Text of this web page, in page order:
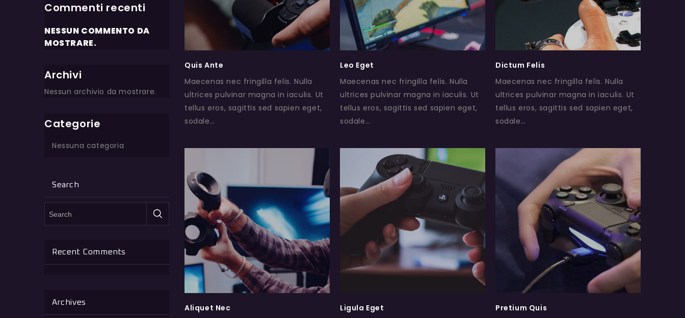
Quis Ante
Maecenas nec fringilla felis. Nulla
ultrices pulvinar magna in iaculis. Ut
tellus eros, sagittis sed sapien eget,
sodale…
Leo Eget
Maecenas nec fringilla felis. Nulla
ultrices pulvinar magna in iaculis. Ut
tellus eros, sagittis sed sapien eget,
sodale…
Dictum Felis
Maecenas nec fringilla felis. Nulla
ultrices pulvinar magna in iaculis. Ut
tellus eros, sagittis sed sapien eget,
sodale…
Aliquet Nec
Ligula Eget
Pretium Quis
Commenti recenti
NESSUN COMMENTO DA
MOSTRARE.
Archivi
Nessun archivio da mostrare.
Categorie
Nessuna categoria
Search
Recent Comments
Archives